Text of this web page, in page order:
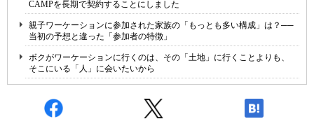
CAMPを長期で契約することにしました
親子ワーケーションに参加された家族の「もっとも多い構成」は？──
当初の予想と違った「参加者の特徴」
ボクがワーケーションに行くのは、その「土地」に行くことよりも、
そこにいる「人」に会いたいから